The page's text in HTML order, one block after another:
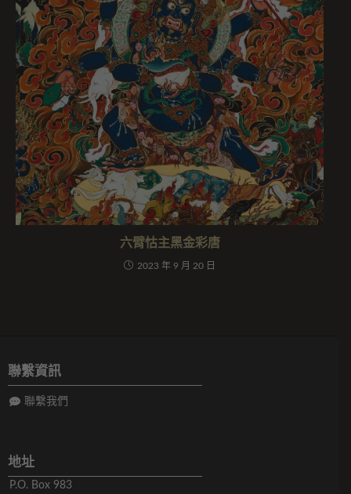
六臂怙主黑金彩唐
2023 年 9 月 20 日
聯繫資訊
聯繫我們
地址
P.O. Box 983